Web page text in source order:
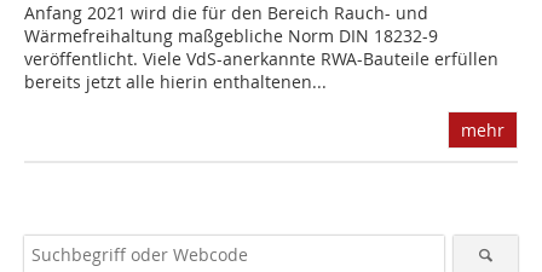
Anfang 2021 wird die für den Bereich Rauch- und
Wärmefreihaltung maßgebliche Norm DIN 18232-9
veröffentlicht. Viele VdS-anerkannte RWA-Bauteile erfüllen
bereits jetzt alle hierin enthaltenen...
mehr